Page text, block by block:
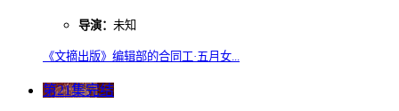
导演： 未知
《文摘出版》编辑部的合同工·五月女...
第21集完结